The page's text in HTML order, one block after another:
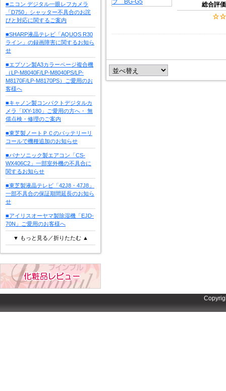
■ニコン デジタル一眼レフカメラ
「D750」シャッター不具合のお詫
びと対応に関するご案内
■SHARP液晶テレビ「AQUOS R30
ライン」の録画障害に関するお知ら
せ
■エプソン製A3カラーページ複合機
（LP-M8040F/LP-M8040PS/LP-
M8170F/LP-M8170PS）ご愛用のお
客様へ
■キャノン製コンパクトデジタルカ
メラ「IXY-180」ご愛用の方へ・ 無
償点検・修理のご案内
■東芝製ノートＰＣのバッテリーリ
コールで機種追加のお知らせ
■パナソニック製エアコン「CS-
WX406C2」一部室外機の不具合に
関するお知らせ
■東芝製液晶テレビ「42J8・47J8」
一部不具合の保証期間延長のお知ら
せ
■アイリスオーヤマ製除湿機「EJD-
70N」ご愛用のお客様へ
▼ もっと見る／折りたたむ ▲
総合評価